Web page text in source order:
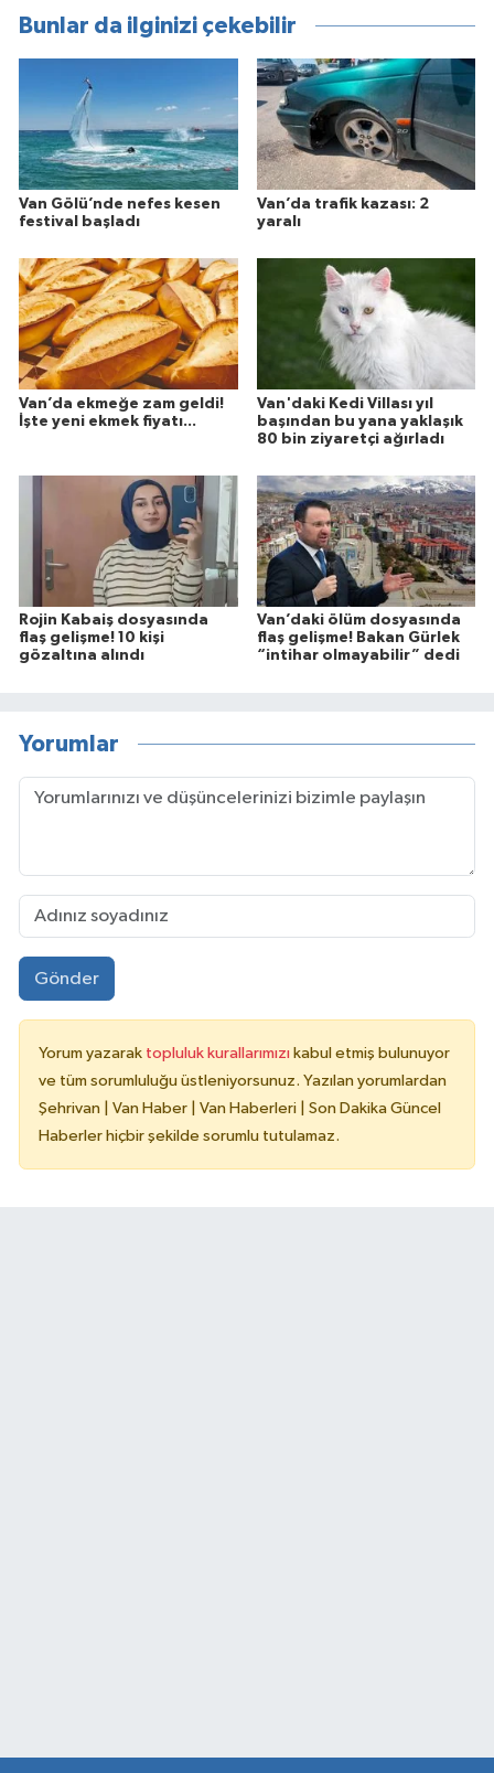
Bunlar da ilginizi çekebilir
Van Gölü’nde nefes kesen
festival başladı
Van’da trafik kazası: 2
yaralı
Van’da ekmeğe zam geldi!
İşte yeni ekmek fiyatı...
Van'daki Kedi Villası yıl
başından bu yana yaklaşık
80 bin ziyaretçi ağırladı
Rojin Kabaiş dosyasında
flaş gelişme! 10 kişi
gözaltına alındı
Van’daki ölüm dosyasında
flaş gelişme! Bakan Gürlek
“intihar olmayabilir” dedi
Yorumlar
Gönder
Yorum yazarak topluluk kurallarımızı kabul etmiş bulunuyor
ve tüm sorumluluğu üstleniyorsunuz. Yazılan yorumlardan
Şehrivan | Van Haber | Van Haberleri | Son Dakika Güncel
Haberler hiçbir şekilde sorumlu tutulamaz.